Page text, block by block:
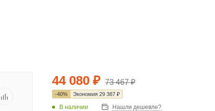
44 080 ₽ 73 467₽
-40% Экономия 29 387 ₽
В наличии Нашли дешевле?